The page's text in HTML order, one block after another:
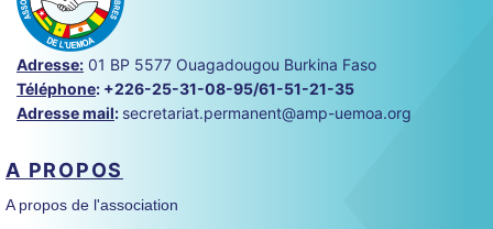
Adresse: 01 BP 5577 Ouagadougou Burkina Faso
Téléphone: +226-25-31-08-95/61-51-21-35
Adresse mail: secretariat.permanent@amp-uemoa.org
A PROPOS
A propos de l'association